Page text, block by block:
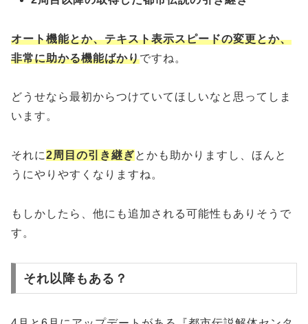
オート機能とか、テキスト表示スピードの変更とか、
非常に助かる機能ばかりですね。
どうせなら最初からつけていてほしいなと思ってしま
います。
それに2周目の引き継ぎとかも助かりますし、ほんと
うにやりやすくなりますね。
もしかしたら、他にも追加される可能性もありそうで
す。
それ以降もある？